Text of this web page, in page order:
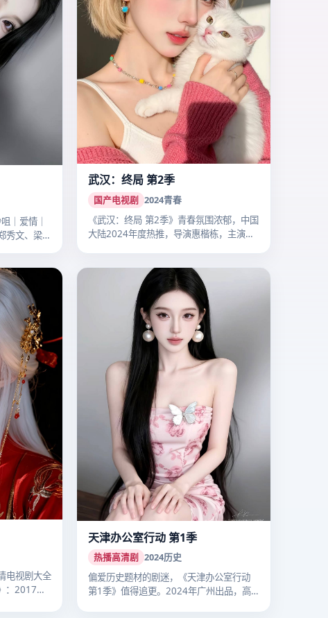
｜爱情｜
秀文、梁朝
武汉：终局 第2季
国产电视剧 2024青春
《武汉：终局 第2季》青春氛围浓郁，中国
大陆2024年度热推，导演惠楷栋，主演
电视剧大全
：2017
天津办公室行动 第1季
热播高清剧 2024历史
偏爱历史题材的剧迷，《天津办公室行动
第1季》值得追更。2024年广州出品，高